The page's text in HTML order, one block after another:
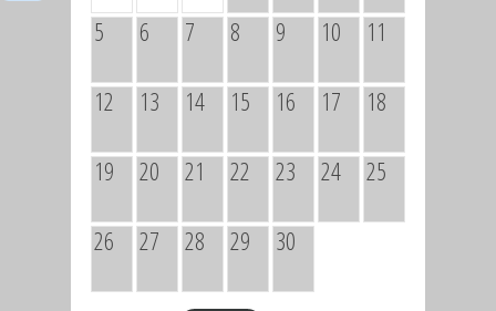
5 6 7 8 9 10 11
12 13 14 15 16 17 18
19 20 21 22 23 24 25
26 27 28 29 30